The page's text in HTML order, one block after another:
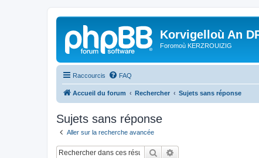
Korvigelloù An
Foromoù KERZROUIZIG
Raccourcis FAQ
Accueil du forum Rechercher Sujets sans réponse
Sujets sans réponse
Aller sur la recherche avancée
Rechercher